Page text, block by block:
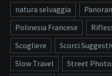
natura selvaggia
Polinesia Francese
Scogliere
Scorci
Slow Travel
Street